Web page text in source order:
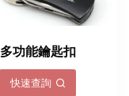
多功能鑰匙扣
快速查詢